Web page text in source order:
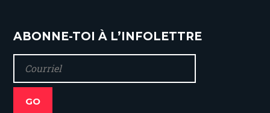
ABONNE-TOI À L’INFOLETTRE